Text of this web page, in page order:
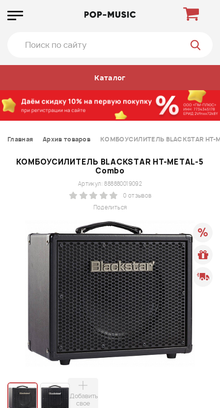
Каталог
Главная Архив товаров КОМБОУСИЛИТЕЛЬ BLACKSTAR HT-
КОМБОУСИЛИТЕЛЬ BLACKSTAR HT-METAL-5
Combo
Поделиться
Артикул: 888880019092
0 отзывов
Добавить
свое